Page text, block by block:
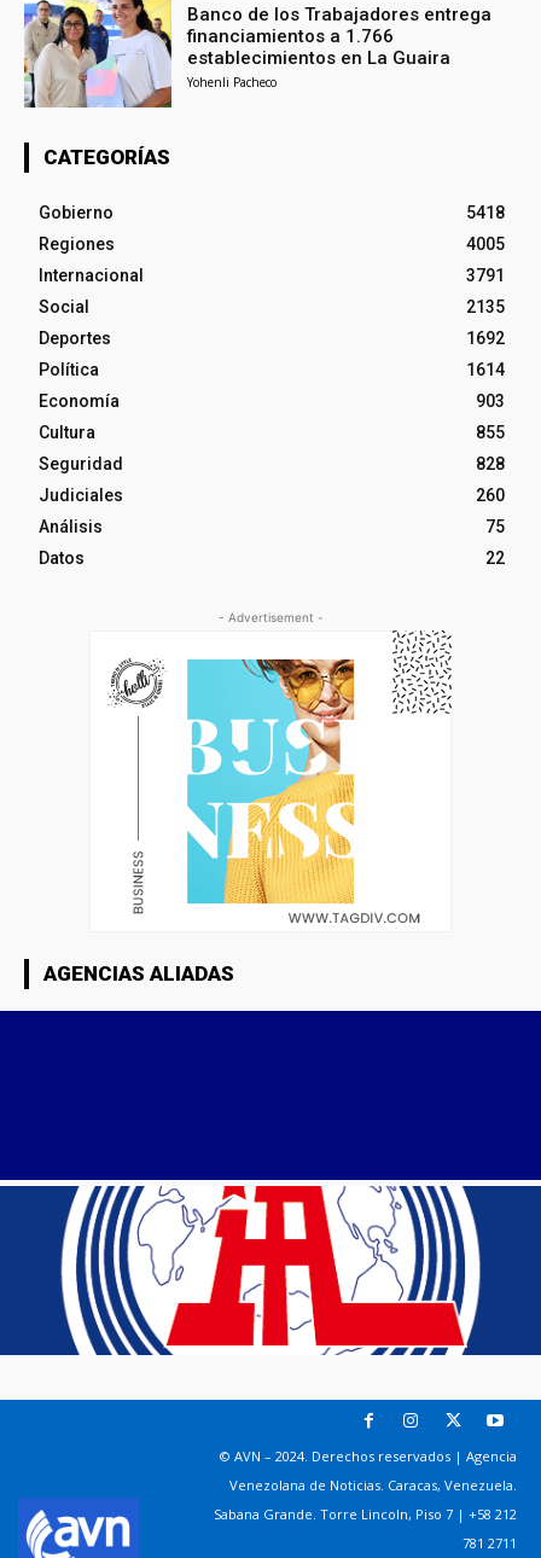
Banco de los Trabajadores entrega
financiamientos a 1.766
establecimientos en La Guaira
Yohenli Pacheco
CATEGORÍAS
Gobierno
5418
Regiones
4005
Internacional
3791
Social
2135
Deportes
1692
Política
1614
Economía
903
Cultura
855
Seguridad
828
Judiciales
260
Análisis
75
Datos
22
- Advertisement -
AGENCIAS ALIADAS
© AVN – 2024. Derechos reservados | Agencia
Venezolana de Noticias. Caracas, Venezuela.
Sabana Grande. Torre Lincoln, Piso 7 | +58 212
781 2711